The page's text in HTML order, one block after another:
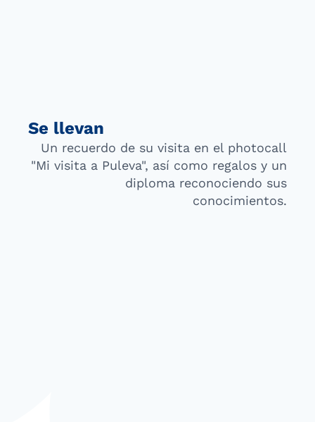
Se llevan
Un recuerdo de su visita en el photocall
"Mi visita a Puleva", así como regalos y un
diploma reconociendo sus
conocimientos.